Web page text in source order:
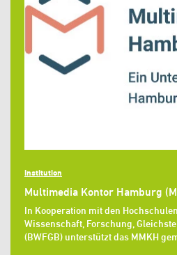
Institution
Multimedia Kontor Hamburg
In Kooperation mit den
Wissenschaft, Forschung,
(BWFGB) unterstützt das MMKH